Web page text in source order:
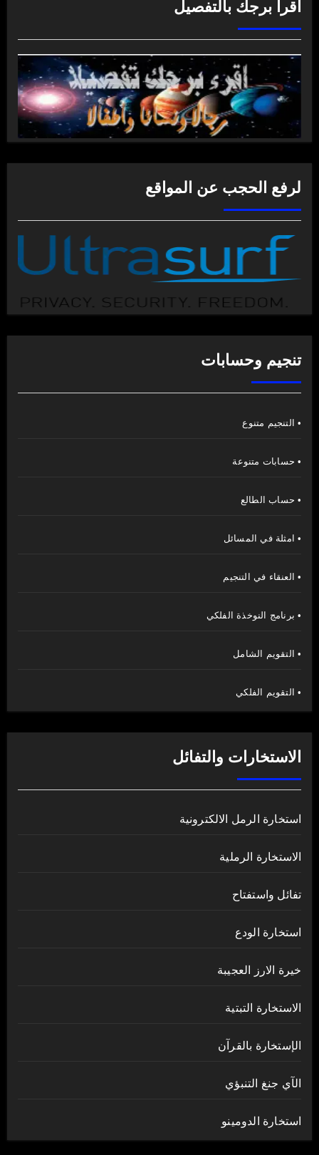
اقرأ برجك بالتفصيل
لرفع الحجب عن المواقع
تنجيم وحسابات
• التنجيم متنوع
• حسابات متنوعة
• حساب الطالع
• امثلة في المسائل
• العنقاء في التنجيم
• برنامج النوخذة الفلكي
• التقويم الشامل
• التقويم الفلكي
الاستخارات والتفائل
استخارة الرمل الالكترونية
الاستخارة الرملية
تفائل واستفتاح
استخارة الودع
خيرة الارز العجيبة
الاستخارة التبتية
الإستخارة بالقرآن
الآي جنغ التنبؤي
استخارة الدومينو